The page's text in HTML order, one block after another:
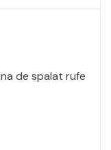
de spalat rufe